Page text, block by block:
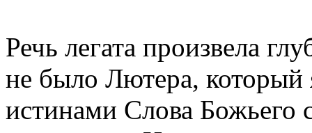
Речь легата произвела
не было Лютера,
истинами Слова Божьего